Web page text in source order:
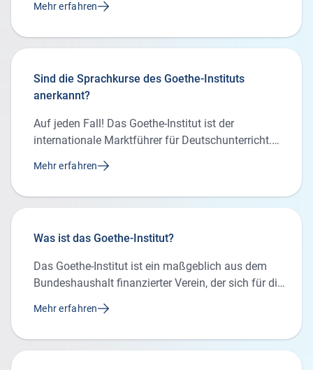
über die Angebote der Volkshochschulen und der
Mehr erfahren
Sind die Sprachkurse des Goethe-Instituts
anerkannt?
Auf jeden Fall! Das Goethe-Institut ist der
internationale Marktführer für Deutschunterricht.
Unterrichtsmethoden, intensiver Betreuung und
Kursstufensystem kannst du dich darauf
anerkannt wird.
Mehr erfahren
Was ist das Goethe-Institut?
Das Goethe-Institut ist ein maßgeblich aus dem
Bundeshaushalt finanzierter Verein, der sich für die
und die internationale kulturelle Zusammenarbeit
nehmen Jahr für Jahr an Sprachkursen teil –
Mehr erfahren